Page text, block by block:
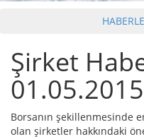
Şirket
01.05.2015
Borsanın şekillenmesinde
olan şirketler hakkındaki